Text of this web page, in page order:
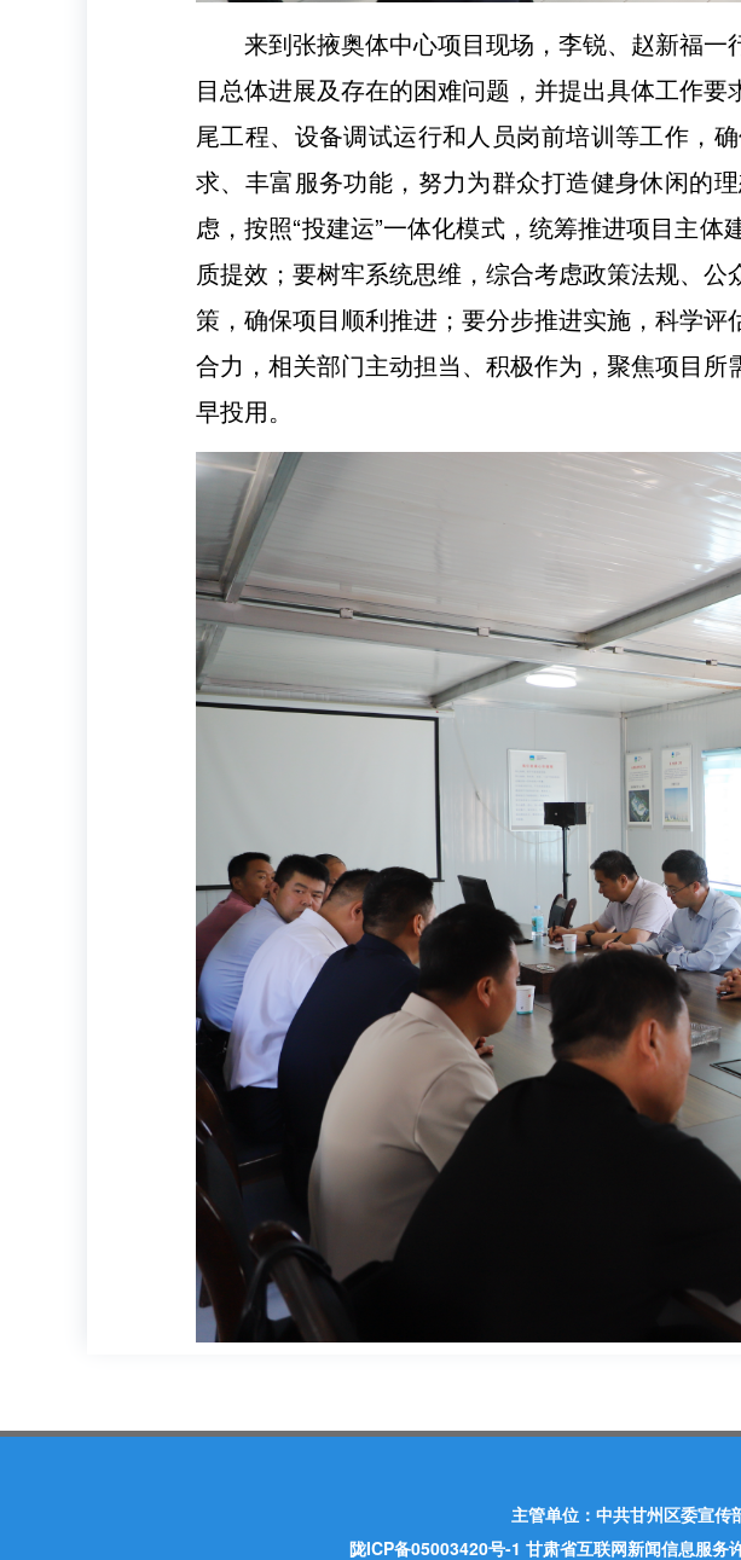
来到张掖奥体中心项目现场，李锐、赵新福
目总体进展及存在的困难问题，并提出具体工作
尾工程、设备调试运行和人员岗前培训等工作，
求、丰富服务功能，努力为群众打造健身休闲的
虑，按照“投建运”一体化模式，统筹推进项目主
质提效；要树牢系统思维，综合考虑政策法规、
策，确保项目顺利推进；要分步推进实施，科学
合力，相关部门主动担当、积极作为，聚焦项目所
早投用。
主管单位：中共甘州区委宣传
陇ICP备05003420号-1 甘肃省互联网新闻信息服务